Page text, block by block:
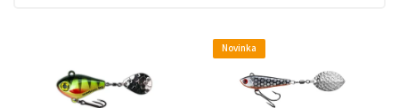
Novinka